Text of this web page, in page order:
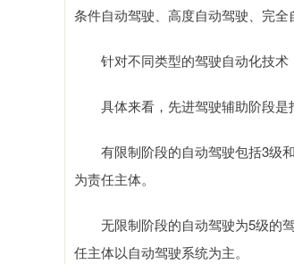
条件自动驾驶、高度自动驾驶、完全
针对不同类型的驾驶自动化技术
具体来看，先进驾驶辅助阶段是
有限制阶段的自动驾驶包括3级和
为责任主体。
无限制阶段的自动驾驶为5级的驾
任主体以自动驾驶系统为主。